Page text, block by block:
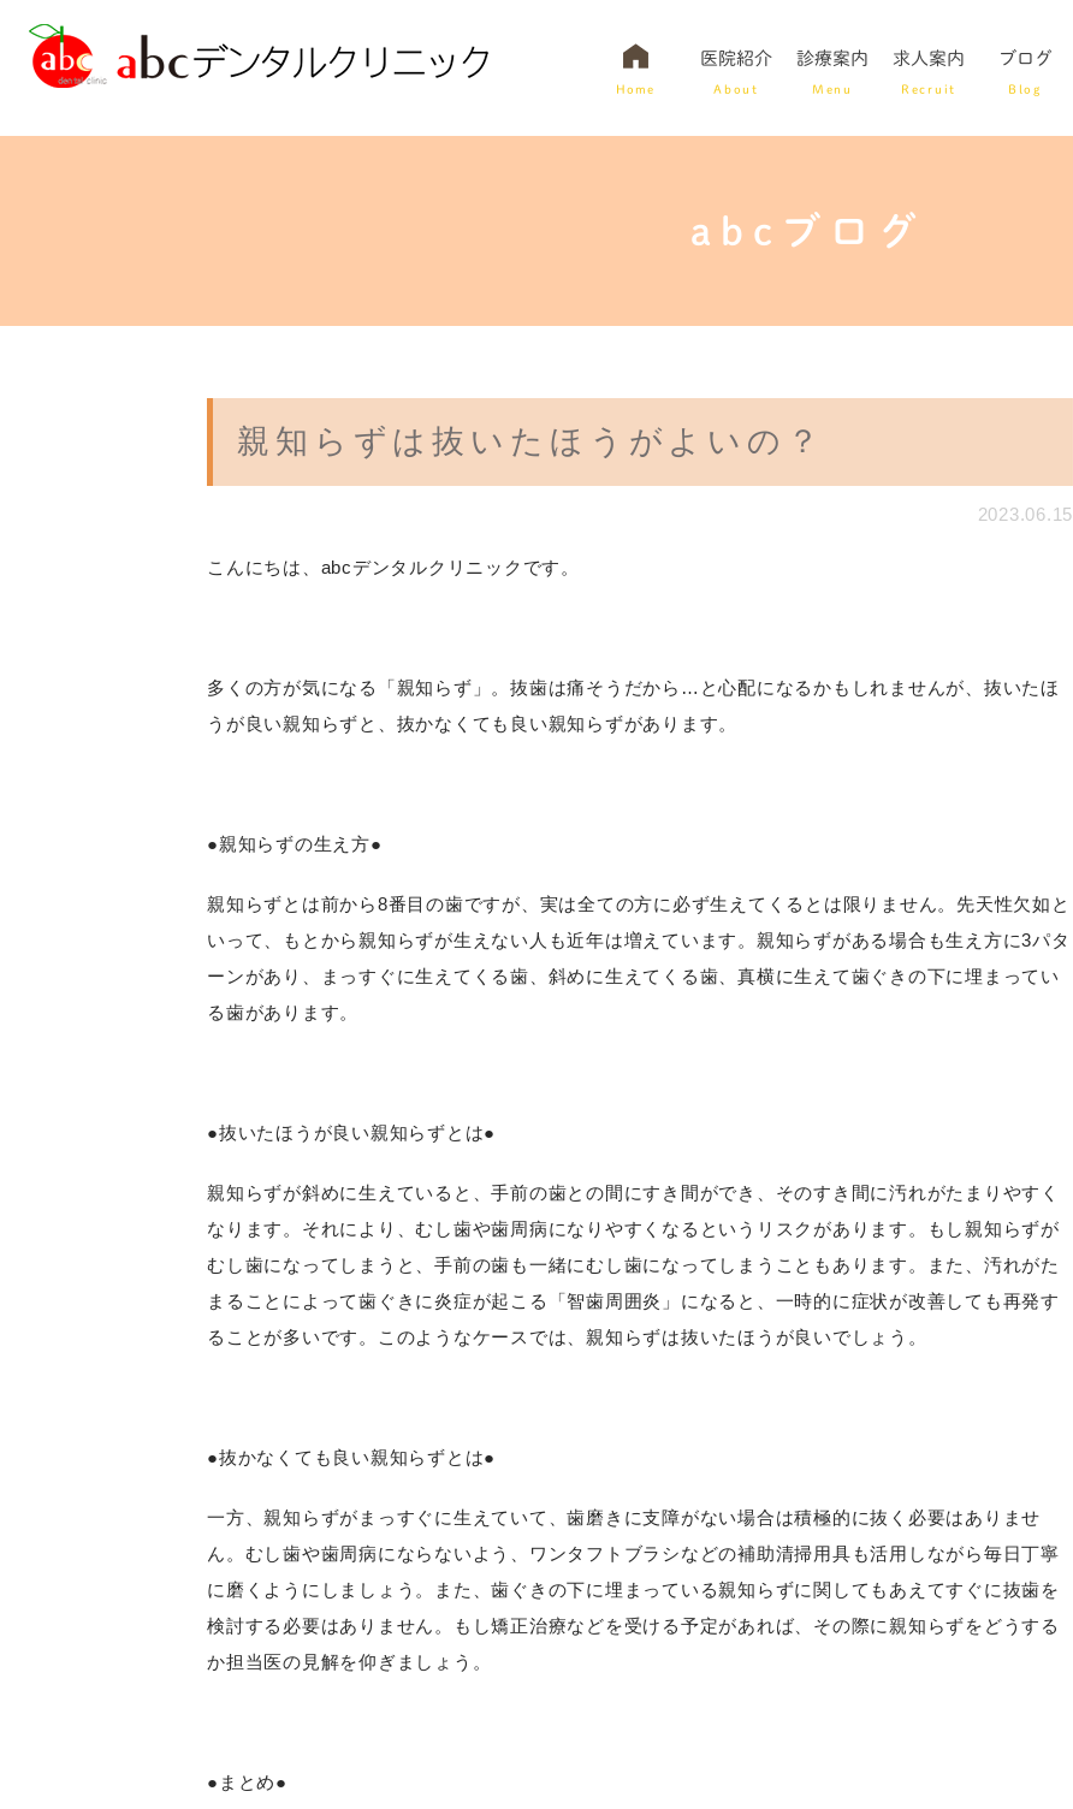
Home
医院紹介
About
診療案内
Menu
求人案内
Recruit
ブログ
Blog
abcブログ
親知らずは抜いたほうがよいの？
2023.06.15
こんにちは、abcデンタルクリニックです。
多くの方が気になる「親知らず」。抜歯は痛そうだから…と心配になるかもしれませんが、抜いたほ
うが良い親知らずと、抜かなくても良い親知らずがあります。
●親知らずの生え方●
親知らずとは前から8番目の歯ですが、実は全ての方に必ず生えてくるとは限りません。先天性欠如と
いって、もとから親知らずが生えない人も近年は増えています。親知らずがある場合も生え方に3パタ
ーンがあり、まっすぐに生えてくる歯、斜めに生えてくる歯、真横に生えて歯ぐきの下に埋まってい
る歯があります。
●抜いたほうが良い親知らずとは●
親知らずが斜めに生えていると、手前の歯との間にすき間ができ、そのすき間に汚れがたまりやすく
なります。それにより、むし歯や歯周病になりやすくなるというリスクがあります。もし親知らずが
むし歯になってしまうと、手前の歯も一緒にむし歯になってしまうこともあります。また、汚れがた
まることによって歯ぐきに炎症が起こる「智歯周囲炎」になると、一時的に症状が改善しても再発す
ることが多いです。このようなケースでは、親知らずは抜いたほうが良いでしょう。
●抜かなくても良い親知らずとは●
一方、親知らずがまっすぐに生えていて、歯磨きに支障がない場合は積極的に抜く必要はありませ
ん。むし歯や歯周病にならないよう、ワンタフトブラシなどの補助清掃用具も活用しながら毎日丁寧
に磨くようにしましょう。また、歯ぐきの下に埋まっている親知らずに関してもあえてすぐに抜歯を
検討する必要はありません。もし矯正治療などを受ける予定があれば、その際に親知らずをどうする
か担当医の見解を仰ぎましょう。
●まとめ●